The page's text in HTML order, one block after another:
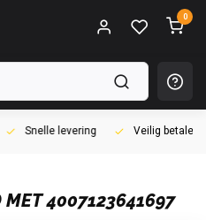
0
Snelle levering Veilig betalen
MET 4007123641697